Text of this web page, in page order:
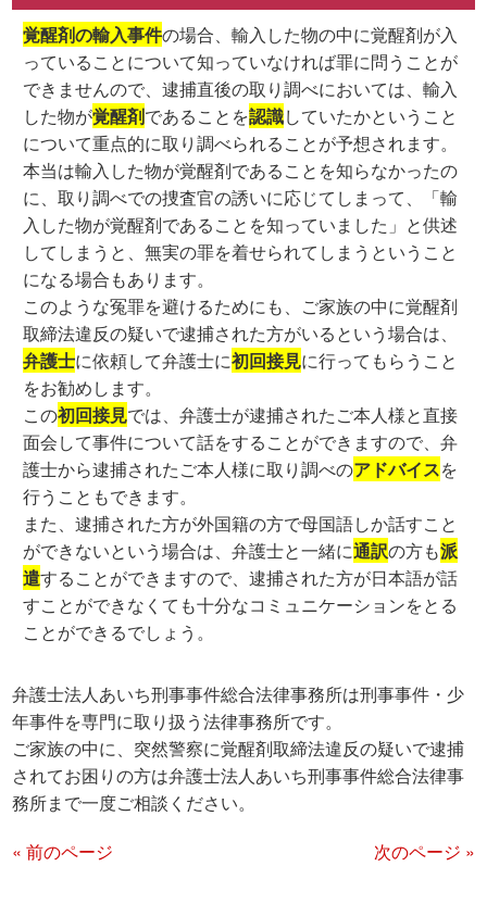
覚醒剤の輸入事件の場合、輸入した物の中に覚醒剤が入
っていることについて知っていなければ罪に問うことが
できませんので、逮捕直後の取り調べにおいては、輸入
した物が覚醒剤であることを認識していたかということ
について重点的に取り調べられることが予想されます。
本当は輸入した物が覚醒剤であることを知らなかったの
に、取り調べでの捜査官の誘いに応じてしまって、「輸
入した物が覚醒剤であることを知っていました」と供述
してしまうと、無実の罪を着せられてしまうということ
になる場合もあります。
このような冤罪を避けるためにも、ご家族の中に覚醒剤
取締法違反の疑いで逮捕された方がいるという場合は、
弁護士に依頼して弁護士に初回接見に行ってもらうこと
をお勧めします。
この初回接見では、弁護士が逮捕されたご本人様と直接
面会して事件について話をすることができますので、弁
護士から逮捕されたご本人様に取り調べのアドバイスを
行うこともできます。
また、逮捕された方が外国籍の方で母国語しか話すこと
ができないという場合は、弁護士と一緒に通訳の方も派
遣することができますので、逮捕された方が日本語が話
すことができなくても十分なコミュニケーションをとる
ことができるでしょう。
弁護士法人あいち刑事事件総合法律事務所は刑事事件・少
年事件を専門に取り扱う法律事務所です。
ご家族の中に、突然警察に覚醒剤取締法違反の疑いで逮捕
されてお困りの方は弁護士法人あいち刑事事件総合法律事
務所まで一度ご相談ください。
« 前のページ
次のページ »